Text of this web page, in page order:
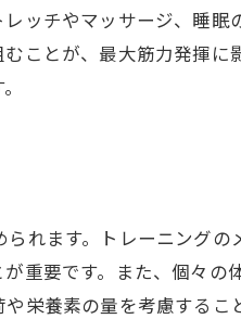
ッチやマッサージ、睡
ことが、最大筋力発揮に
れます。トレーニング
重要です。また、個々の
栄養素の量を考慮する